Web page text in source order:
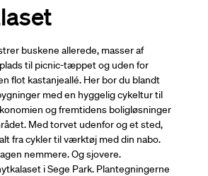
buskene allerede, masser af
til picnic-tæppet og uden for
flot kastanjeallé. Her bor du blandt
med en hyggelig cykeltur til
og fremtidens boligløsninger
Med torvet udenfor og et sted,
fra cykler til værktøj med din nabo.
nemmere. Og sjovere.
i Sege Park. Plantegningerne